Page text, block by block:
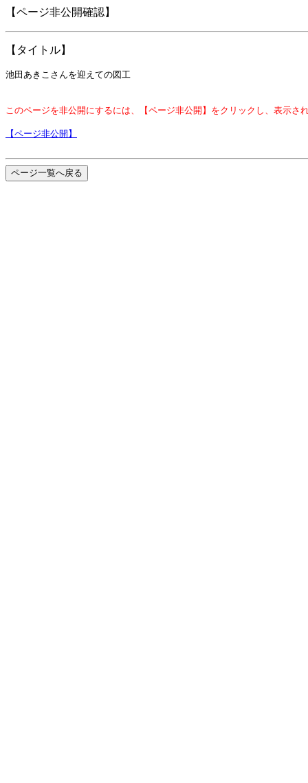
【ページ非公開確認】
【タイトル】
池田あきこさんを迎えての図工
このページを非公開にするには、【ページ非公開】をクリックし、表示さ
【ページ非公開】